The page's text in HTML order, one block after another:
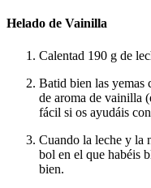
Helado de Vainilla
Calentad 190 g de
Batid bien las yemas
de aroma de vainilla
fácil si os ayudáis
Cuando la leche y la
bol en el que habéis
bien.